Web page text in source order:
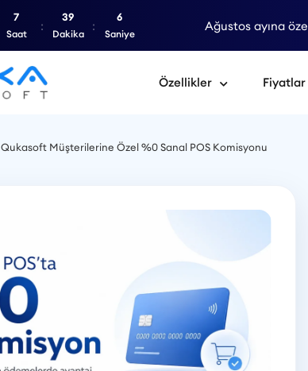
Ağustos ayına
7
Saat
39
Dakika
5
Saniye
Özellikler Fiyatlar
Qukasoft Müşterilerine Özel %0 Sanal POS Komisyonu